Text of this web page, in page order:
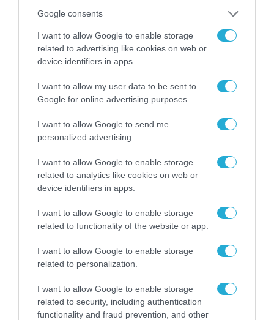
Google consents
I want to allow Google to enable storage
related to advertising like cookies on web or
device identifiers in apps.
I want to allow my user data to be sent to
Google for online advertising purposes.
I want to allow Google to send me
personalized advertising.
I want to allow Google to enable storage
related to analytics like cookies on web or
device identifiers in apps.
I want to allow Google to enable storage
related to functionality of the website or app.
I want to allow Google to enable storage
related to personalization.
I want to allow Google to enable storage
related to security, including authentication
functionality and fraud prevention, and other
06.08.2026 | 14:02
«Επιχείρηση ελεύθερα πεζοδρόμια» στην
Αθήνα: Απομακρύνθηκαν παράνομα
αντικείμενα από κοινόχρηστους χώρους